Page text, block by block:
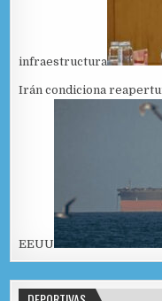
infraestructura
Irán condiciona
EEUU